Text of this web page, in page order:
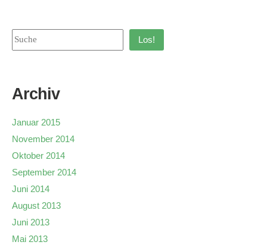
Los!
Archiv
Januar 2015
November 2014
Oktober 2014
September 2014
Juni 2014
August 2013
Juni 2013
Mai 2013